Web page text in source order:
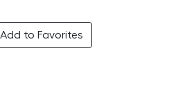
Add to Favorites